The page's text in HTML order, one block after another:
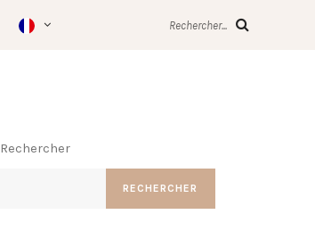
Rechercher...
Rechercher
RECHERCHER